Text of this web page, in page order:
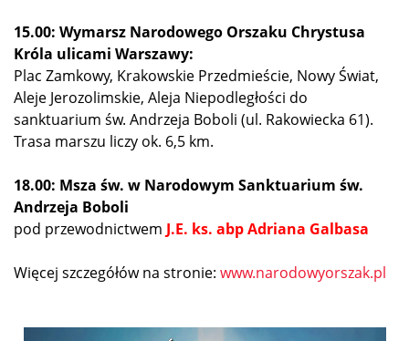
15.00: Wymarsz Narodowego Orszaku Chrystusa
Króla ulicami Warszawy:
Plac Zamkowy, Krakowskie Przedmieście, Nowy Świat,
Aleje Jerozolimskie, Aleja Niepodległości do
sanktuarium św. Andrzeja Boboli (ul. Rakowiecka 61).
Trasa marszu liczy ok. 6,5 km.
18.00: Msza św. w Narodowym Sanktuarium św.
Andrzeja Boboli
pod przewodnictwem J.E. ks. abp Adriana Galbasa
Więcej szczegółów na stronie: www.narodowyorszak.pl